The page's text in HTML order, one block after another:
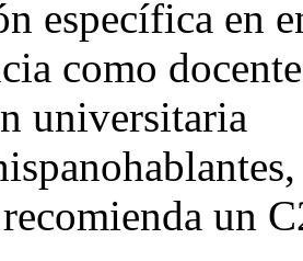
específica en
como docente
universitaria
un